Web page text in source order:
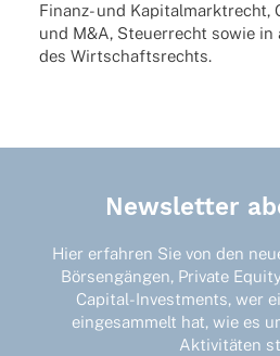
Finanz- und Kapi­tal­markt­recht,
und M&A, Steu­er­recht sowie in
des Wirtschaftsrechts.
Newsletter
Hier erfahren Sie von den
Börsengängen, Private
Capital-Investments, wer
eingesammelt hat, wie es
Aktivitäten